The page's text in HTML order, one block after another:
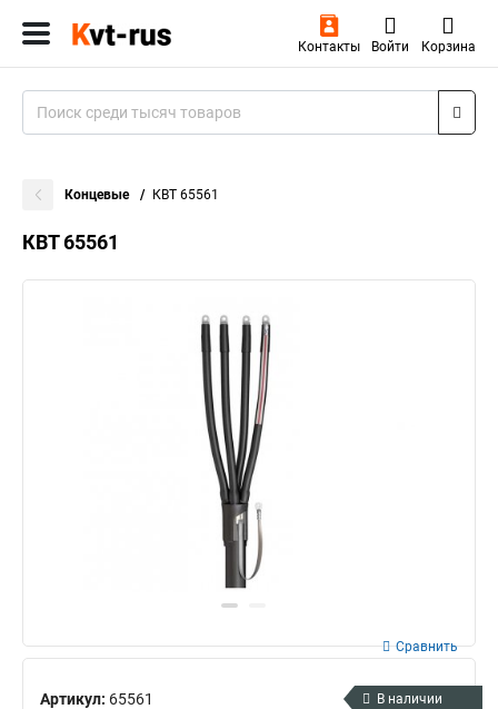
Контакты Войти Корзина
Концевые КВТ 65561
КВТ 65561
Артикул: 65561
Сравнить
В наличии